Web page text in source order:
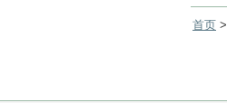
首页 >